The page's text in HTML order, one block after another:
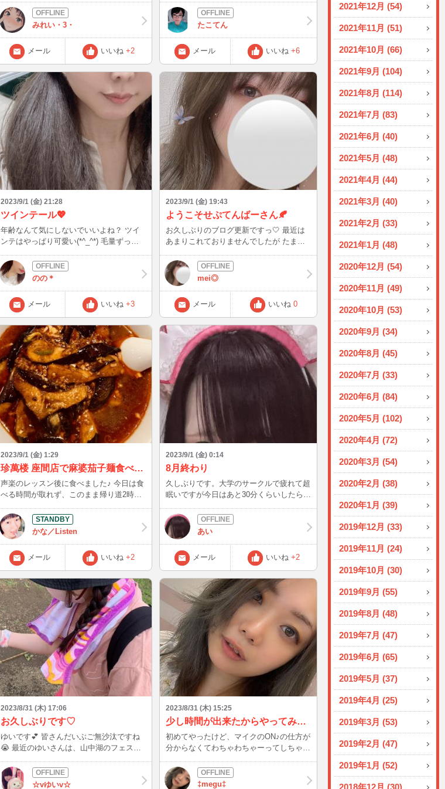
2021年12月 (54)
2021年11月 (51)
2021年10月 (66)
2021年9月 (104)
2021年8月 (114)
2021年7月 (83)
2021年6月 (40)
2021年5月 (48)
2021年4月 (44)
2021年3月 (40)
2021年2月 (33)
2021年1月 (48)
2020年12月 (54)
2020年11月 (49)
2020年10月 (53)
2020年9月 (34)
2020年8月 (45)
2020年7月 (33)
2020年6月 (84)
2020年5月 (102)
2020年4月 (72)
2020年3月 (54)
2020年2月 (38)
2020年1月 (39)
2019年12月 (33)
2019年11月 (24)
2019年10月 (30)
2019年9月 (55)
2019年8月 (48)
2019年7月 (47)
2019年6月 (65)
2019年5月 (37)
2019年4月 (25)
2019年3月 (53)
2019年2月 (47)
2019年1月 (52)
2018年12月 (30)
ン出来ずにいました(p_-) なんとか締め切
りギリギリでしたが・・・心理カウンセラ
ーの資格がとれました。(*≧∀≦*) お勉強は
いつになっても苦手だけど、自分投資のた
めに、今回ちょっと頑張ってみました。
無事に取れたからよかったー(〃ω〃) 資格
もとれて、時間ができたので、メイク練習
➕セーラ服のコスプレきて、テンション上
げて1人ファッションショーをしてみたり
(*≧∀≦*) 恥ずかしいけど1人だからね、まぁ
いっか\(//∇//)\ 皆さんは、コスプレは好き
ですか？ 美麗は、コスプレが好きで、最
近、通販サイトで「コスプレ福袋」を買っ
ちゃぃした。 いつか、お話ししてくれる
かたに、見せつつ、ドキドキしてもらえる
日が来たら嬉しいなぁ\(//∇//)\ 少しずつで
すが、また遊びにくるので、構ってくださ
いね\(//∇//)\ おやすみなさい。╰(*´︶`*)╯
みれい・3・
メール いいね +2
ですよ~ いまよりは痩せてますよね!?私本
当に規格外...反省しながら筋トレ頑張りま
す! それではまた
たこてん
メール いいね +6
2023/9/1 (金) 21:28
ツインテール💖
年齢なんて気にしないでいいよね？ ツイ
ンテはやっぱり可愛い(*^_^*) 毛量ずっと
がいいかー！
のの＊
メール いいね +3
2023/9/1 (金) 19:43
ようこそせぷてんばーさん🍂
お久しぶりのブログ更新ですっ🤍 最近は
あまりこれておりませんでしたが たま
皆様お風邪などはひかれてませんか？ 本
日21時頃〜居る予定なのでもしお時間あい
ましたら是非めいとお話しましょう🐰 出
たら入ったりすると思います🤍
mei◎
メール いいね 0
2023/9/1 (金) 1:29
珍萬楼 座間店で麻婆茄子麺食べたかなです！
声楽のレッスン後に食べました♪ 今日は食
べる時間が取れず、このまま帰り道2時間
期とは言え、夜だし気温も下がったので、
最後まで美味しくいただきました♪ 汗だく
になって食べたってわけじゃないですよ～
( ´∀｀ ) 皆さんは、最近外食しました？？
この後、01:30～です！ 残暑なお厳しき
折、くれぐれもご自愛ください。 次回予
定:9/1(金)23:45～04:50
かな／Listen
メール いいね +2
2023/9/1 (金) 0:14
8月終わり
久しぶりです。大学のサークルで疲れて超
眠いですが今日はあと30分くらいしたら少
ね。 8月終わったね〜みんな海行った？
あい
メール いいね +2
2023/8/31 (木) 17:06
お久しぶりです♡
ゆいです💕 皆さんだいぶご無沙汰ですね
😭 最近のゆいさんは、山中湖のフェスに
った時の写真です笑 本業が少し忙しくて
なかなかログイン出来ませんでしたがまた
☆vゆいv☆
2023/8/31 (木) 15:25
少し時間が出来たからやってみた！
初めてやったけど、マイクのON♪の仕方が
分からなくてわちゃわちゃーってしちゃっ
て良かった♪ 今度はまとまった時間が出来
たらガッツリやりたいと思うので時間が合
‡megu‡